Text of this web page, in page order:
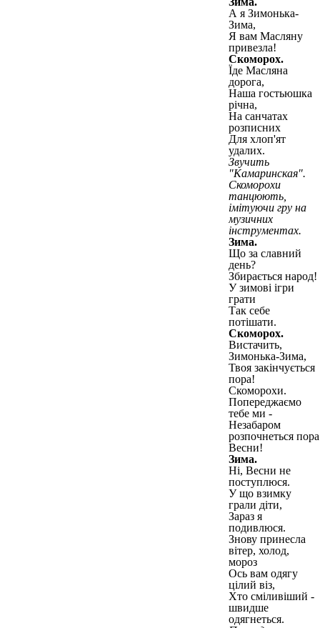
А я Зимонька-
Зима,
Я вам Масляну
привезла!
Скоморох.
Їде Масляна
дорога,
Наша гостьюшка
річна,
На санчатах
розписних
Для хлоп'ят
удалих.
Звучить
"Камаринская".
Скоморохи
танцюють,
імітуючи гру на
музичних
інструментах.
Зима.
Що за славний
день?
Збирається народ!
У зимові ігри
грати
Так себе
потішати.
Скоморох.
Вистачить,
Зимонька-Зима,
Твоя закінчується
пора!
Скоморохи.
Попереджаємо
тебе ми -
Незабаром
розпочнеться пора
Весни!
Зима.
Ні, Весни не
поступлюся.
У що взимку
грали діти,
Зараз я
подивлюся.
Знову принесла
вітер, холод,
мороз
Ось вам одягу
цілий віз,
Хто сміливіший -
швидше
одягнеться.